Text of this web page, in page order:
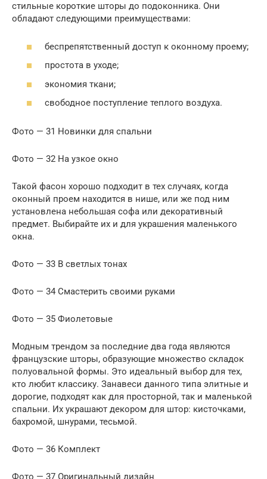
стильные короткие шторы до подоконника. Они
обладают следующими преимуществами:
беспрепятственный доступ к оконному проему;
простота в уходе;
экономия ткани;
свободное поступление теплого воздуха.
Фото — 31 Новинки для спальни
Фото — 32 На узкое окно
Такой фасон хорошо подходит в тех случаях, когда
оконный проем находится в нише, или же под ним
установлена небольшая софа или декоративный
предмет. Выбирайте их и для украшения маленького
окна.
Фото — 33 В светлых тонах
Фото — 34 Смастерить своими руками
Фото — 35 Фиолетовые
Модным трендом за последние два года являются
французские шторы, образующие множество складок
полуовальной формы. Это идеальный выбор для тех,
кто любит классику. Занавеси данного типа элитные и
дорогие, подходят как для просторной, так и маленькой
спальни. Их украшают декором для штор: кисточками,
бахромой, шнурами, тесьмой.
Фото — 36 Комплект
Фото — 37 Оригинальный дизайн